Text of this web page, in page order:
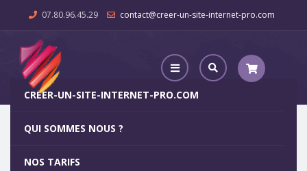
07.80.96.45.29 contact@creer-un-site-internet-pro.com
CREER-UN-SITE-INTERNET-PRO.COM
QUI SOMMES NOUS ?
NOS TARIFS
Agence Web Tirepied